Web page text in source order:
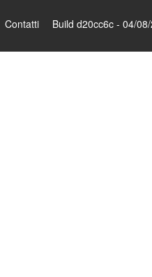
Contatti Build d20cc6c - 04/